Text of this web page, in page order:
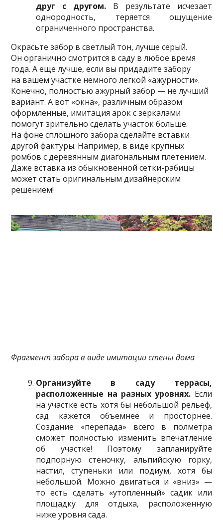
друг с другом. В результате исчезает
однородность, теряется ощущение
ограниченного пространства.
Окрасьте забор в светлый тон, лучше серый.
Он органично смотрится в саду в любое время
года. А еще лучше, если вы придадите забору
на вашем участке немного легкой «ажурности».
Конечно, полностью ажурный забор — не лучший
вариант. А вот «окна», различным образом
оформленные, имитация арок с зеркалами
помогут зрительно сделать участок больше.
На фоне сплошного забора сделайте вставки
другой фактуры. Например, в виде крупных
ромбов с деревянным диагональным плетением.
Даже вставка из обыкновенной сетки-рабицы
может стать оригинальным дизайнерским
решением!
Фрагмент забора в виде имитации стены дома
Организуйте в саду террасы,
расположенные на разных уровнях. Если
на участке есть хотя бы небольшой рельеф,
сад кажется объемнее и просторнее.
Создание «перепада» всего в полметра
сможет полностью изменить впечатление
об участке! Поэтому запланируйте
подпорную стеночку, альпийскую горку,
настил, ступеньки или подиум, хотя бы
небольшой. Можно двигаться и «вниз» —
то есть сделать «утопленный» садик или
площадку для отдыха, расположенную
ниже уровня сада.